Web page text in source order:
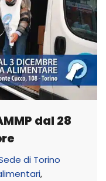
dal 28
di Torino
,